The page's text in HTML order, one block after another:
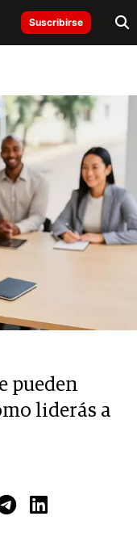
Suscribirse
pueden
liderás a